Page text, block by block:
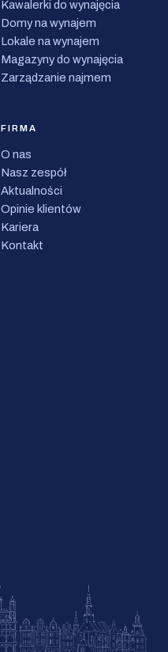
Kawalerki do wynajęcia
Domy na wynajem
Lokale na wynajem
Magazyny do wynajęcia
Zarządzanie najmem
FIRMA
O nas
Nasz zespół
Aktualności
Opinie klientów
Kariera
Kontakt